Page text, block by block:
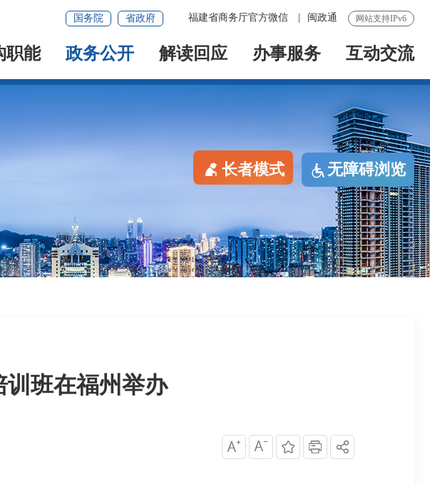
网站支持IPv6
福建省商务厅官方微信 闽政通
国务院 省政府
职能 政务公开 解读回应 办事服务 互动交流
长者模式 无障碍浏览
班在福州举办